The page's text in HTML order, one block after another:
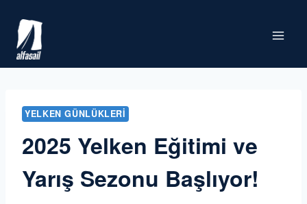
content
YELKEN GÜNLÜKLERI
2025 Yelken Eğitimi ve
Yarış Sezonu Başlıyor!